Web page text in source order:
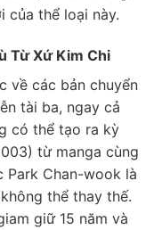
của thể loại này.
Từ Xứ Kim Chi
về các bản chuyển
tài ba, ngay cả
có thể tạo ra kỳ
từ manga cùng
Park Chan-wook là
thể thay thế.
giữ 15 năm và